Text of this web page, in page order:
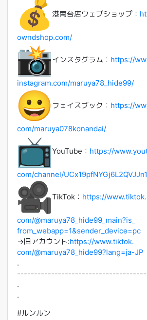
港南台店ウェブショップ：
owndshop.com/
インスタグラム： https://
instagram.com/maruya78_hide99/
フェイスブック： https://
com/maruya078konandai/
YouTube： https://
com/channel/
TikTok： https://www.tiktok.
com/@maruya78_hide99_main?is_
from_webapp=1&sender_device=pc
→旧アカウント:https://www.tiktok.
com/@maruya78_hide99?lang=ja-JP
.
------------------------------
.
.
#ルンルン